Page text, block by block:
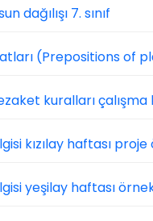
dağılışı 7. sınıf
(Prepositions of
kuralları çalışma
kızılay haftası
yeşilay haftası